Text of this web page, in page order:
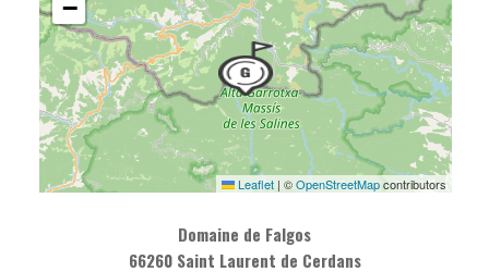
−
Leaflet | ©OpenStreetMapcontributors
Domaine de Falgos
66260 Saint Laurent de Cerdans